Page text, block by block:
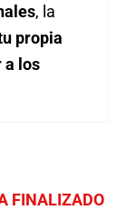
, la
propia
a los
FINALIZADO